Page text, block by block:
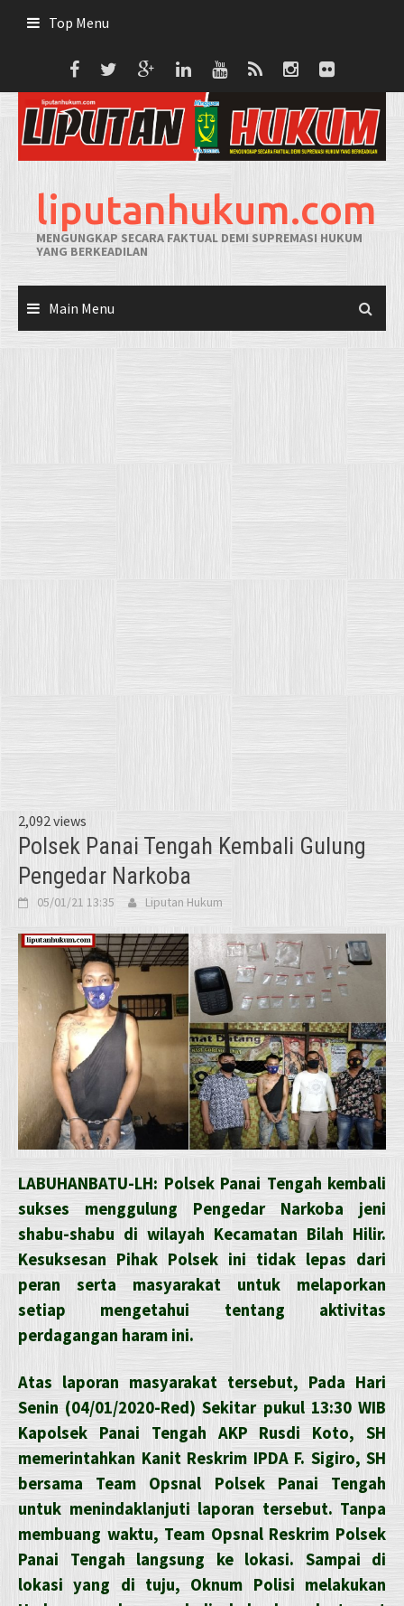
Top Menu
liputanhukum.com
MENGUNGKAP SECARA FAKTUAL DEMI SUPREMASI HUKUM
YANG BERKEADILAN
Main Menu
2,092 views
Polsek Panai Tengah Kembali Gulung
Pengedar Narkoba
05/01/21 13:35 Liputan Hukum
LABUHANBATU-LH: Polsek Panai Tengah kembali
sukses menggulung Pengedar Narkoba jeni
shabu-shabu di wilayah Kecamatan Bilah Hilir.
Kesuksesan Pihak Polsek ini tidak lepas dari
peran serta masyarakat untuk melaporkan
setiap mengetahui tentang aktivitas
perdagangan haram ini.
Atas laporan masyarakat tersebut, Pada Hari
Senin (04/01/2020-Red) Sekitar pukul 13:30 WIB
Kapolsek Panai Tengah AKP Rusdi Koto, SH
memerintahkan Kanit Reskrim IPDA F. Sigiro, SH
bersama Team Opsnal Polsek Panai Tengah
untuk menindaklanjuti laporan tersebut. Tanpa
membuang waktu, Team Opsnal Reskrim Polsek
Panai Tengah langsung ke lokasi. Sampai di
lokasi yang di tuju, Oknum Polisi melakukan